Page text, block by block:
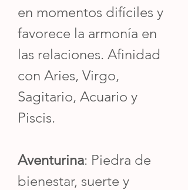
en momentos difíciles y
favorece la armonía en
las relaciones. Afinidad
con Aries, Virgo,
Sagitario, Acuario y
Piscis.
Aventurina: Piedra de
bienestar, suerte y